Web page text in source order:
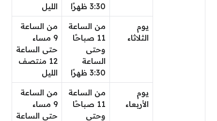
3:30 ظهرًا
الليل
يوم
الثلاثاء
من الساعة
11 صباحًا
وحتى
الساعة
3:30 ظهرًا
من الساعة
9 مساء
حتى الساعة
12 منتصف
الليل
يوم
الأربعاء
من الساعة
11 صباحًا
وحتى
من الساعة
9 مساء
حتى الساعة